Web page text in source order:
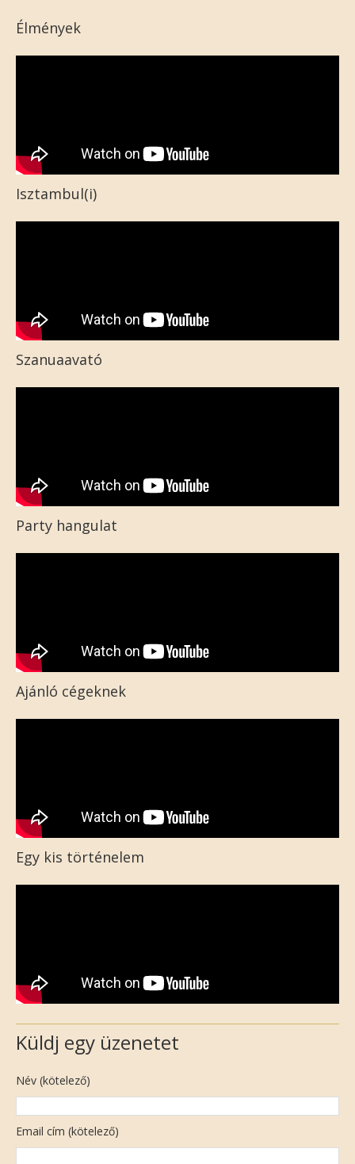
Élmények
Isztambul(i)
Szanuaavató
Party hangulat
Ajánló cégeknek
Egy kis történelem
Küldj egy üzenetet
Név (kötelező)
Email cím (kötelező)